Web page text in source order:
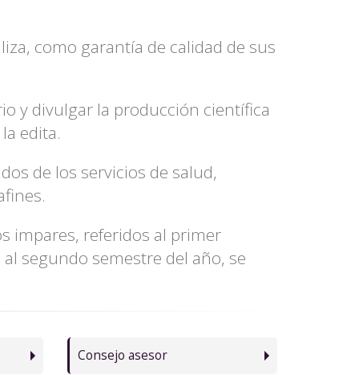
como garantía de calidad de sus
y divulgar la producción científica
edita.
de los servicios de salud,
impares, referidos al primer
segundo semestre del año, se
Consejo asesor